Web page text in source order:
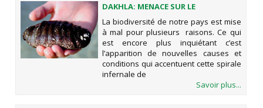
DAKHLA: MENACE SUR LE
CONCOMBRE DE MER
La biodiversité de notre pays est mise
à mal pour plusieurs raisons. Ce qui
est encore plus inquiétant c’est
l’apparition de nouvelles causes et
conditions qui accentuent cette spirale
infernale de
Savoir plus...